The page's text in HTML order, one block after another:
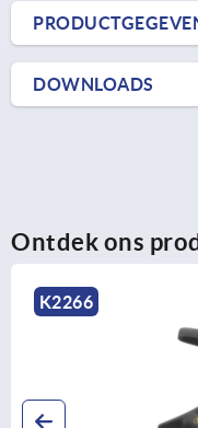
DOWNLOADS
Ontdek ons
K2266